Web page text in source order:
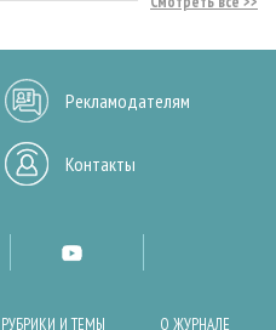
Рекламодателям
Контакты
РУБРИКИ И ТЕМЫ О ЖУРНАЛЕ